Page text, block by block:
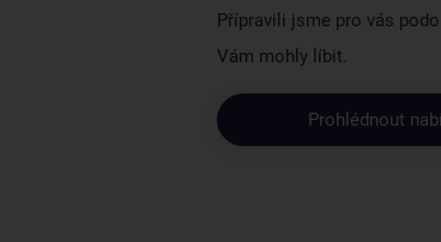
Přípravili jsme pro vás
Vám mohly líbit.
Prohlédnout